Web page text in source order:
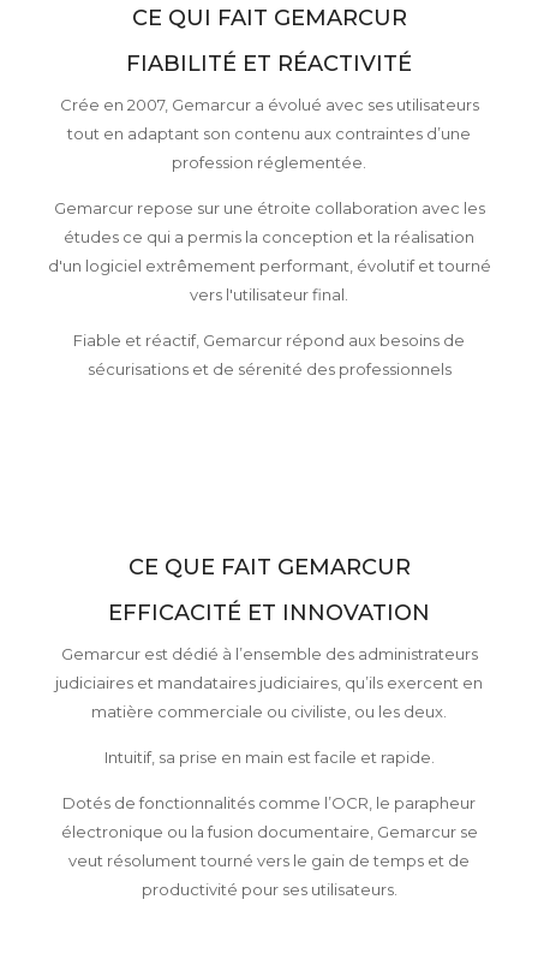
CE QUI FAIT GEMARCUR
FIABILITÉ ET RÉACTIVITÉ
Crée en 2007, Gemarcur a évolué avec ses utilisateurs
tout en adaptant son contenu aux contraintes d’une
profession réglementée.
Gemarcur repose sur une étroite collaboration avec les
études ce qui a permis la conception et la réalisation
d'un logiciel extrêmement performant, évolutif et tourné
vers l'utilisateur final.
Fiable et réactif, Gemarcur répond aux besoins de
sécurisations et de sérenité des professionnels
CE QUE FAIT GEMARCUR
EFFICACITÉ ET INNOVATION
Gemarcur est dédié à l’ensemble des administrateurs
judiciaires et mandataires judiciaires, qu’ils exercent en
matière commerciale ou civiliste, ou les deux.
Intuitif, sa prise en main est facile et rapide.
Dotés de fonctionnalités comme l’OCR, le parapheur
électronique ou la fusion documentaire, Gemarcur se
veut résolument tourné vers le gain de temps et de
productivité pour ses utilisateurs.